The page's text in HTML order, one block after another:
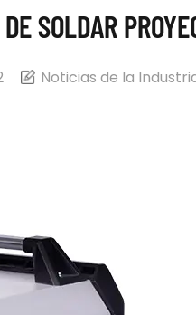
SOLDAR
Noticias de la